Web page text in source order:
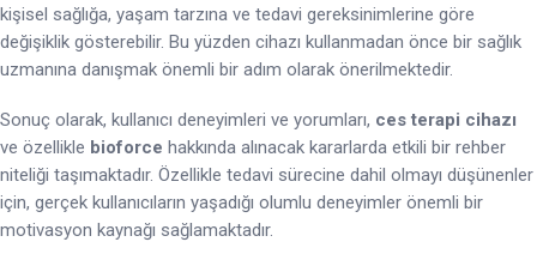
kişisel sağlığa, yaşam tarzına ve tedavi gereksinimlerine göre
değişiklik gösterebilir. Bu yüzden cihazı kullanmadan önce bir sağlık
uzmanına danışmak önemli bir adım olarak önerilmektedir.
Sonuç olarak, kullanıcı deneyimleri ve yorumları, ces terapi cihazı
ve özellikle bioforce hakkında alınacak kararlarda etkili bir rehber
niteliği taşımaktadır. Özellikle tedavi sürecine dahil olmayı düşünenler
için, gerçek kullanıcıların yaşadığı olumlu deneyimler önemli bir
motivasyon kaynağı sağlamaktadır.